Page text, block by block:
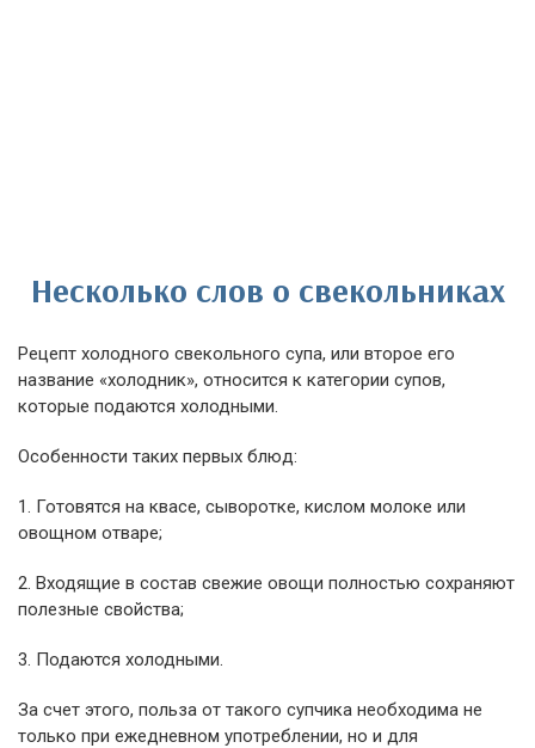
Несколько слов о свекольниках
Рецепт холодного свекольного супа, или второе его
название «холодник», относится к категории супов,
которые подаются холодными.
Особенности таких первых блюд:
1. Готовятся на квасе, сыворотке, кислом молоке или
овощном отваре;
2. Входящие в состав свежие овощи полностью сохраняют
полезные свойства;
3. Подаются холодными.
За счет этого, польза от такого супчика необходима не
только при ежедневном употреблении, но и для